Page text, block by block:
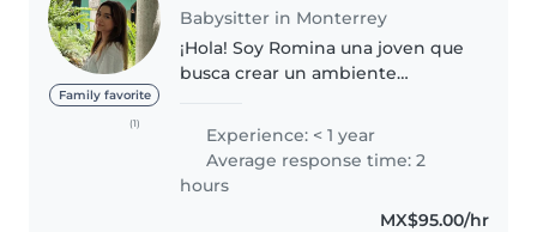
Family favorite
(1)
Babysitter in Monterrey
¡Hola! Soy Romina una joven que
busca crear un ambiente
los chicos, donde puedan
sentirse cómodos y felices. Me
considero responsable, atenta y
creativa..
Experience: < 1 year
Average response time: 2
hours
MX$95.00/hr